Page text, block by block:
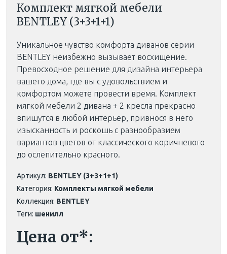
Комплект мягкой мебели
BENTLEY (3+3+1+1)
Уникальное чувство комфорта диванов серии
BENTLEY неизбежно вызывает восхищение.
Превосходное решение для дизайна интерьера
вашего дома, где вы с удовольствием и
комфортом можете провести время. Комплект
мягкой мебели 2 дивана + 2 кресла прекрасно
впишутся в любой интерьер, привнося в него
изысканность и роскошь с разнообразием
вариантов цветов от классического коричневого
до ослепительно красного.
Артикул: BENTLEY (3+3+1+1)
Категория: Комплекты мягкой мебели
Коллекция: BENTLEY
Теги: шенилл
Цена от*: